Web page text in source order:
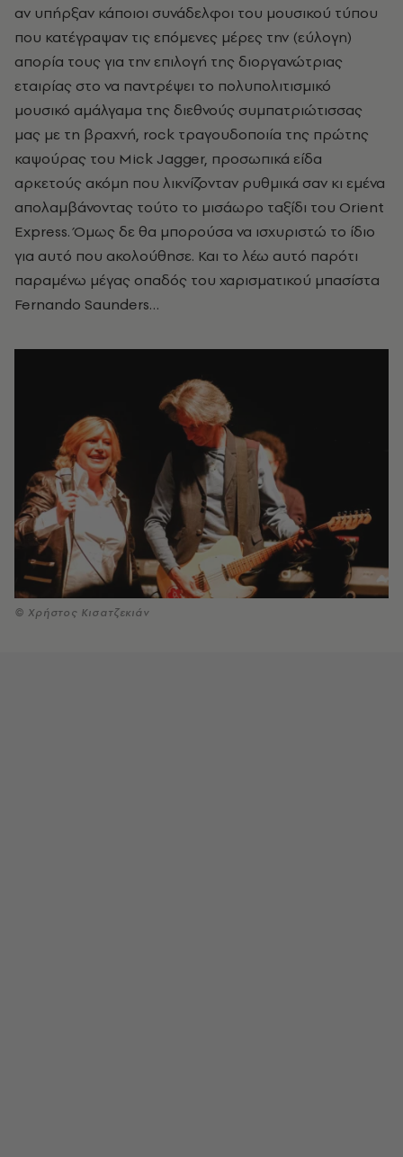
αν υπήρξαν κάποιοι συνάδελφοι του μουσικού τύπου
που κατέγραψαν τις επόμενες μέρες την (εύλογη)
απορία τους για την επιλογή της διοργανώτριας
εταιρίας στο να παντρέψει το πολυπολιτισμικό
μουσικό αμάλγαμα της διεθνούς συμπατριώτισσας
μας με τη βραχνή, rock τραγουδοποιία της πρώτης
καψούρας του Mick Jagger, προσωπικά είδα
αρκετούς ακόμη που λικνίζονταν ρυθμικά σαν κι εμένα
απολαμβάνοντας τούτο το μισάωρο ταξίδι του Orient
Express. Όμως δε θα μπορούσα να ισχυριστώ το ίδιο
για αυτό που ακολούθησε. Και το λέω αυτό παρότι
παραμένω μέγας οπαδός του χαρισματικού μπασίστα
Fernando Saunders…
© Χρήστος Κισατζεκιάν